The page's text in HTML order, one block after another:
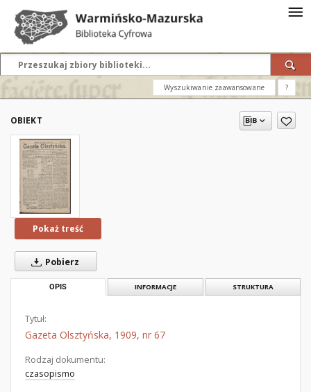
Wyszukiwanie zaawansowane ?
OBIEKT
Pokaż treść
Pobierz
OPIS INFORMACJE STRUKTURA
Tytuł:
Gazeta Olsztyńska, 1909, nr 67
Rodzaj dokumentu:
czasopismo